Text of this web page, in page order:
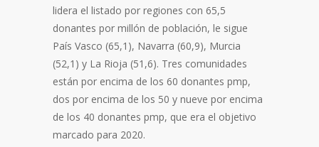
lidera el listado por regiones con 65,5
donantes por millón de población, le sigue
País Vasco (65,1), Navarra (60,9), Murcia
(52,1) y La Rioja (51,6). Tres comunidades
están por encima de los 60 donantes pmp,
dos por encima de los 50 y nueve por encima
de los 40 donantes pmp, que era el objetivo
marcado para 2020.